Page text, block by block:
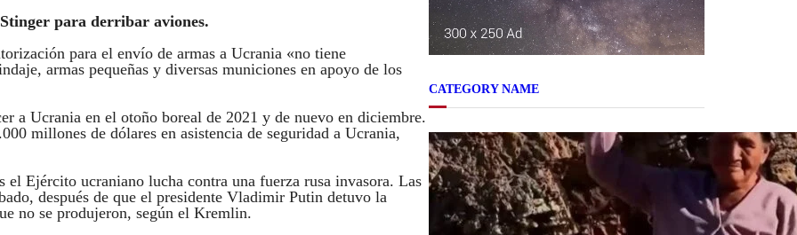
para derribar aviones.
para el envío de armas a Ucrania «no tiene
armas pequeñas y diversas municiones en apoyo de los
a Ucrania en el otoño boreal de 2021 y de nuevo en diciembre.
millones de dólares en asistencia de seguridad a Ucrania,
Ejército ucraniano lucha contra una fuerza rusa invasora. Las
después de que el presidente Vladimir Putin detuvo la
no se produjeron, según el Kremlin.
CATEGORY NAME